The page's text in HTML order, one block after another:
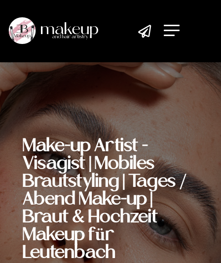

Make-up Artist -
Visagist | Mobiles
Brautstyling | Tages /
Abend Make-up |
Braut & Hochzeit
Makeup für
Leutenbach